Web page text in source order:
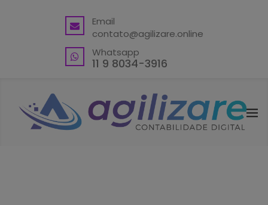
Email
contato@agilizare.online
Whatsapp
11 9 8034-3916
VANTAGENS
ABRA SUA CONTA PJ
ENDEREÇO FISCAL – OUTRAS
LOCALIDADES